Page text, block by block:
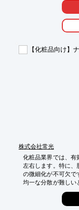
【活用シーン】
・化粧品原料の移送
・サニタリー環境で
【化粧品向け】
株式会社常光
化粧品業界では、有
左右します。特に、
の微細化が不可欠で
均一な分散が難しい
散機「超高圧ホモ
化粧品成分の浸透性